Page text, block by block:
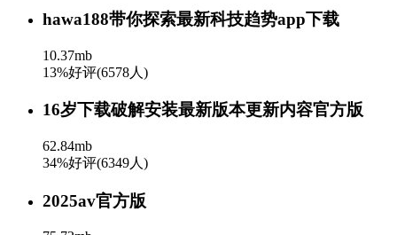
hawa188带你探索最新科技趋势app下载
10.37mb
13%好评(6578人)
16岁下载破解安装最新版本更新内容官方版
62.84mb
34%好评(6349人)
2025av官方版